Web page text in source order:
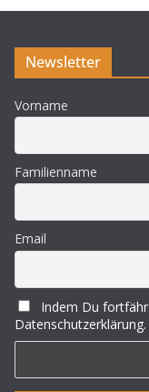
s
Newsletter
Vorname
Familienname
Email
Indem Du
Datenschutzerklärung.